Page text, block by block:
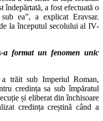
îndepărtată, a fost efectuată o
ea”, a explicat Eravsar.
la începutul secolului al IV-
a format un fenomen unic
trăit sub Imperiul Roman,
credința sa sub împăratul
și eliberat din închisoare
credința creștină când a